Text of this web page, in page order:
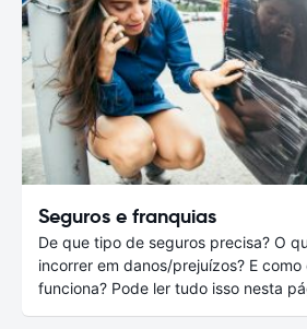
Seguros e franquias
De que tipo de seguros precisa? O
incorrer em danos/prejuízos? E
funciona? Pode ler tudo isso nesta